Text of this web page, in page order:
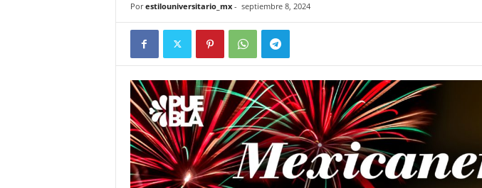
Por estilouniversitario_mx- septiembre 8, 2024